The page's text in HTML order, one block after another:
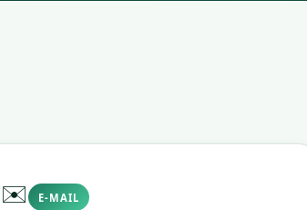
✉️ E-MAIL